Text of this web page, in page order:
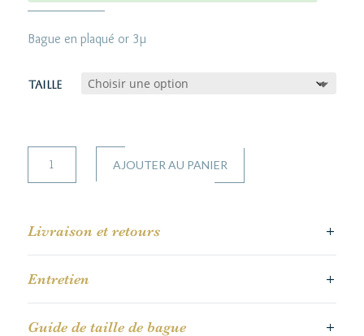
Bague en plaqué or 3µ
Taille
AJOUTER AU PANIER
Livraison et retours
Entretien
Guide de taille de bague